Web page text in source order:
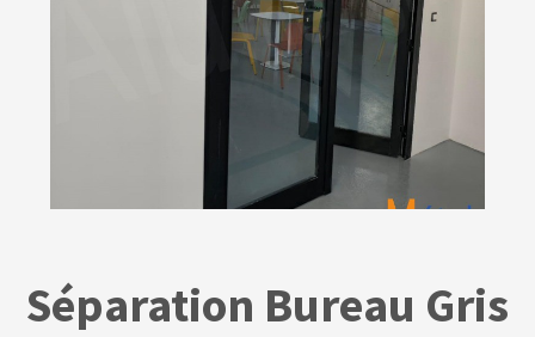
Séparation Bureau Gris